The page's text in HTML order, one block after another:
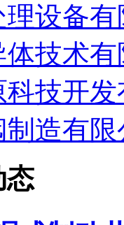
设备
技术
技开
造有限
态